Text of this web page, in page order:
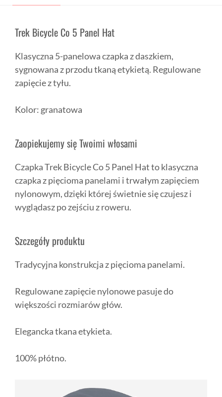
Trek Bicycle Co 5 Panel Hat
Klasyczna 5-panelowa czapka z daszkiem,
sygnowana z przodu tkaną etykietą. Regulowane
zapięcie z tyłu.
Kolor: granatowa
Zaopiekujemy się Twoimi włosami
Czapka Trek Bicycle Co 5 Panel Hat to klasyczna
czapka z pięcioma panelami i trwałym zapięciem
nylonowym, dzięki której świetnie się czujesz i
wyglądasz po zejściu z roweru.
Szczegóły produktu
Tradycyjna konstrukcja z pięcioma panelami.
Regulowane zapięcie nylonowe pasuje do
większości rozmiarów głów.
Elegancka tkana etykieta.
100% płótno.